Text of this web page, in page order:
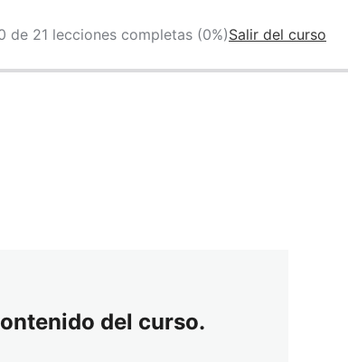
de 21 lecciones completas (0%)Salir del curso
del curso.